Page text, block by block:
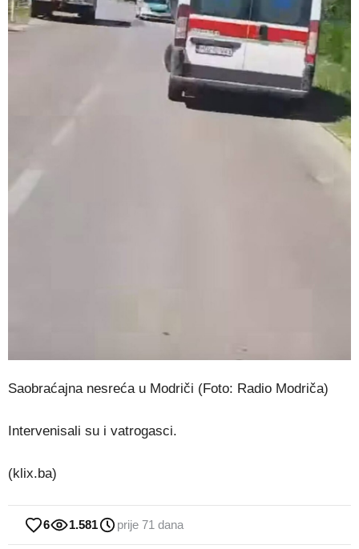
Saobraćajna nesreća u Modriči (Foto: Radio Modriča)
Intervenisali su i vatrogasci.
(klix.ba)
6 1.581 prije 71 dana